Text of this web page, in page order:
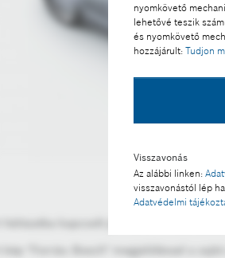
nyomkövető
lehetővé teszik
és nyomkövető
hozzájárult: Tudjon
Visszavonás
Az alábbi linken:
visszavonástól lép
Adatvédelmi
A kép "Forrás: Bosch" megjelöléssel a